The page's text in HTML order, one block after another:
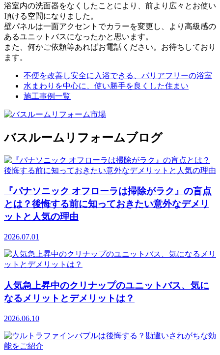
浴室内の洗面器をなくしたことにより、前より広々とお使い
頂ける空間になりました。
壁パネルは一面アクセントでカラーを変更し、より高級感の
あるユニットバスになったかと思います。
また、何かご依頼等あればお電話ください。お待ちしており
ます。
不便を改善し安全に入浴できる、バリアフリーの浴室
水まわりを中心に、使い勝手を良くした住まい
施工事例一覧
バスルームリフォームブログ
『パナソニック オフローラは掃除がラク』の盲点
とは？後悔する前に知っておきたい意外なデメリ
ットと人気の理由
2026.07.01
人気急上昇中のクリナップのユニットバス、気に
なるメリットとデメリットは？
2026.06.10